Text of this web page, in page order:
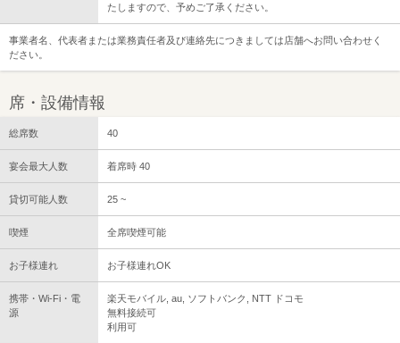
たしますので、予めご了承ください。
事業者名、代表者または業務責任者及び連絡先につきましては店舗へお問い合わせく
ださい。
席・設備情報
総席数 40
宴会最大人数 着席時 40
貸切可能人数 25 ~
喫煙 全席喫煙可能
お子様連れ お子様連れOK
携帯・Wi-Fi・電
源
楽天モバイル, au, ソフトバンク, NTT ドコモ
無料接続可
利用可